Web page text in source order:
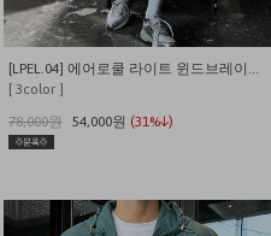
[ 3color ]
78,000원
54,000원 (31%↓)